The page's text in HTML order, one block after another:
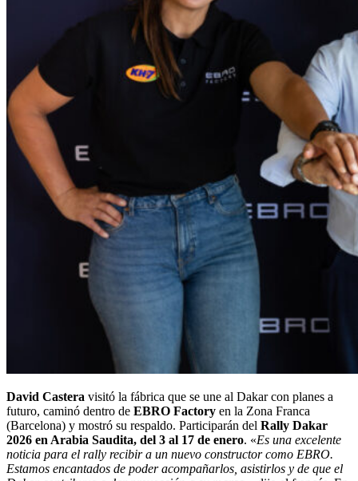
David Castera visitó la fábrica que se une al Dakar con planes a
futuro, caminó dentro de EBRO Factory en la Zona Franca
(Barcelona) y mostró su respaldo. Participarán del Rally Dakar
2026 en Arabia Saudita, del 3 al 17 de enero. «Es una excelente
noticia para el rally recibir a un nuevo constructor como EBRO.
Estamos encantados de poder acompañarlos, asistirlos y de que el